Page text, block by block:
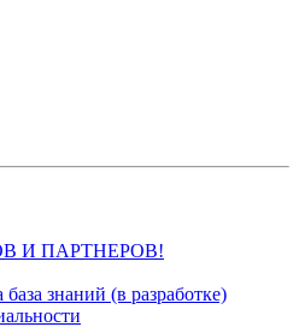
И ПАРТНЕРОВ!
знаний (в разработке)